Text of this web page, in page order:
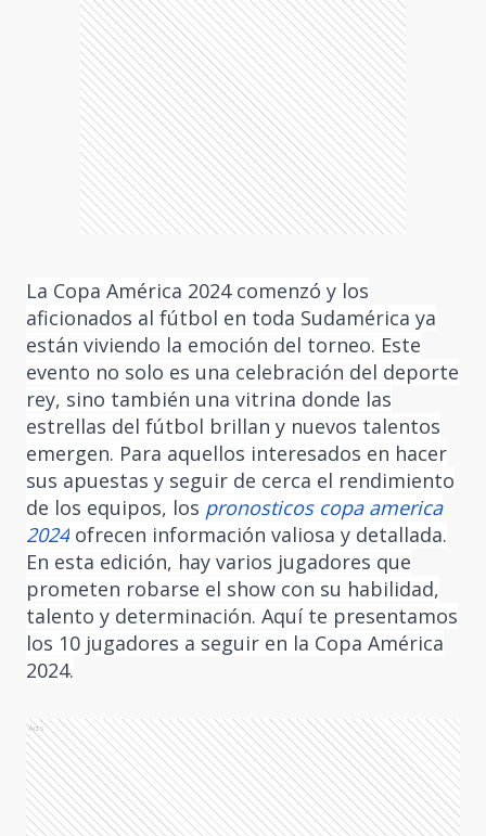
La Copa América 2024 comenzó y los
aficionados al fútbol en toda Sudamérica ya
están viviendo la emoción del torneo. Este
evento no solo es una celebración del deporte
rey, sino también una vitrina donde las
estrellas del fútbol brillan y nuevos talentos
emergen. Para aquellos interesados en hacer
sus apuestas y seguir de cerca el rendimiento
de los equipos, los pronosticos copa america
2024 ofrecen información valiosa y detallada.
En esta edición, hay varios jugadores que
prometen robarse el show con su habilidad,
talento y determinación. Aquí te presentamos
los 10 jugadores a seguir en la Copa América
2024.
Ads